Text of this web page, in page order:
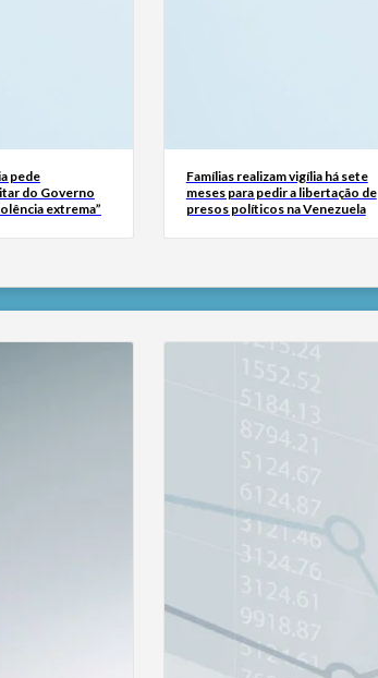
pede
do Governo
extrema”
Famílias realizam vigília há sete
meses para pedir a libertação de
presos políticos na Venezuela